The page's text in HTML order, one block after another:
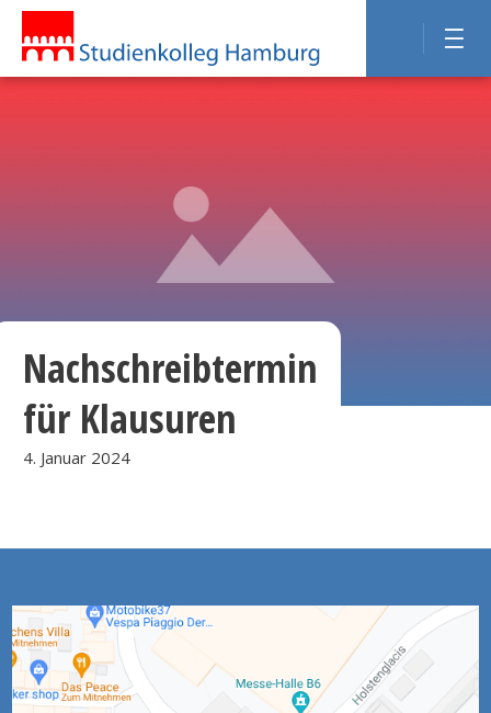
Nachschreibtermin
für Klausuren
4. Januar 2024